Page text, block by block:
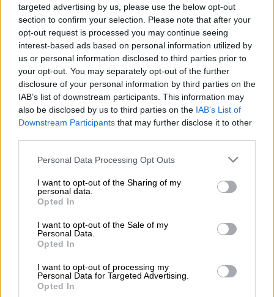
targeted advertising by us, please use the below opt-out
section to confirm your selection. Please note that after your
opt-out request is processed you may continue seeing
interest-based ads based on personal information utilized by
us or personal information disclosed to third parties prior to
your opt-out. You may separately opt-out of the further
disclosure of your personal information by third parties on the
IAB’s list of downstream participants. This information may
also be disclosed by us to third parties on the IAB’s List of
Downstream Participants that may further disclose it to other
Please note that this website/app uses one or more Google
not limited to your visit or usage behaviour. You may click to
grant or deny consent to Google and its third-party tags to
use your data for below specified purposes in below Google
consent section.
Personal Data Processing Opt Outs
I want to opt-out of the Sharing of my
personal data.
Opted In
I want to opt-out of the Sale of my
Personal Data.
Opted In
I want to opt-out of processing my
Personal Data for Targeted Advertising.
Opted In
ΤοΟΡΕΝσυνεχίζει τη δυναμική του πορεία
καλύπτοντας, λεπτό προς λεπτό, τις
εξελίξεις από τονπόλεμοτηςΟυκρανίας.
Και χθες, Τρίτη 08/03/2022, τοκεντρικό
δελτίομε τηνΠόπη Τσαπανίδουκατέκτησε
την πρώτη θέση με 13,7% στο δυναμικό
κοινό 18-54 ετών. Το παρακολούθησαν
406.000τηλεθεατές.
Στο σύνολο του κοινού σημείωσε ποσοστό
10,6%.
προτίμηση
την ανάγκη γιαανεξάρτητηκαι
πολύπλευρη
ενημέρωση.
ΔΙΑΒΑΣΤΕ ΕΠΙΣΗΣ